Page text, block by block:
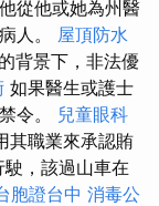
從他或她為州醫
人。 屋頂防水
背景下，非法優
如果醫生或護士
令。 兒童眼科
其職業來承認賄
，該過山車在
胞證台中 消毒公